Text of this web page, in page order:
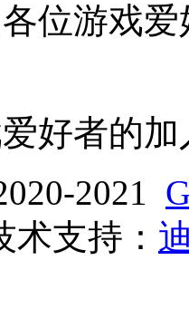
位游戏
好者的加
2021
术支持：